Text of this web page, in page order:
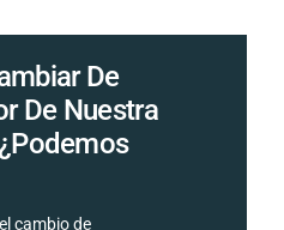
De
De Nuestra
cambio de